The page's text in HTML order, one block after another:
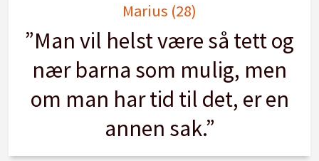
Marius (28)
”Man vil helst være så tett og
nær barna som mulig, men
om man har tid til det, er en
annen sak.”